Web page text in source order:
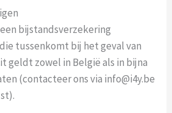
bijstandsverzekering
tussenkomt bij het geval van
geldt zowel in België als in bijna
(contacteer ons via info@i4y.be